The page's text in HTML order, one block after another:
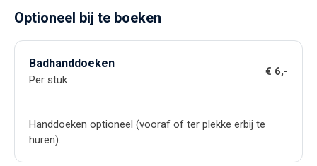
Optioneel bij te boeken
Badhanddoeken
Per stuk
€ 6,-
Handdoeken optioneel (vooraf of ter plekke erbij te
huren).